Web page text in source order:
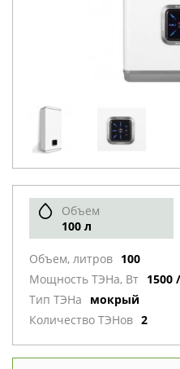
Объем
100 л
Объем, литров 100
Мощность ТЭНа, Вт 1500
Тип ТЭНа
мокрый
Количество ТЭНов 2